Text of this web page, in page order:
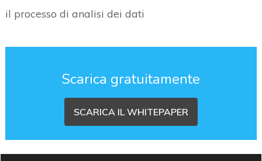
il processo di analisi dei dati
Scarica gratuitamente
SCARICA IL WHITEPAPER